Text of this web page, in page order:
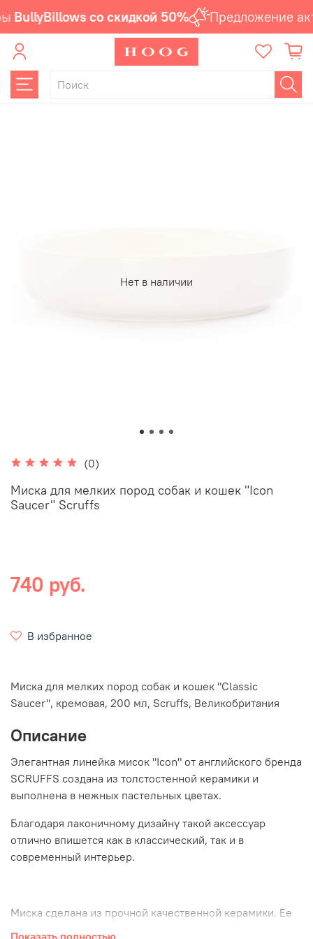
BullyBillows со скидкой 50% Предложение
Нет в наличии
(0)
Миска для мелких пород собак и кошек "Icon
Saucer" Scruffs
740 руб.
В избранное
Миска для мелких пород собак и кошек "Classic
Saucer", кремовая, 200 мл, Scruffs, Великобритания
Описание
Элегантная линейка мисок "Icon" от английского бренда
SCRUFFS создана из толстостенной керамики и
выполнена в нежных пастельных цветах.
Благодаря лаконичному дизайну такой аксессуар
отлично впишется как в классический, так и в
современный интерьер.
Миска сделана из прочной качественной керамики. Ее
Показать полностью